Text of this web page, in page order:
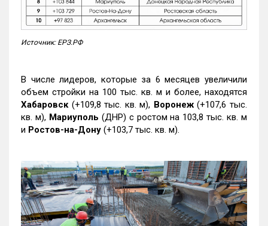
Источник: ЕРЗ.РФ
В числе лидеров, которые за 6 месяцев увеличили
объем стройки на 100 тыс. кв. м и более, находятся
Хабаровск (+109,8 тыс. кв. м), Воронеж(+107,6 тыс.
кв. м), Мариуполь (ДНР) с ростом на 103,8 тыс. кв. м
и Ростов-на-Дону (+103,7 тыс. кв. м).